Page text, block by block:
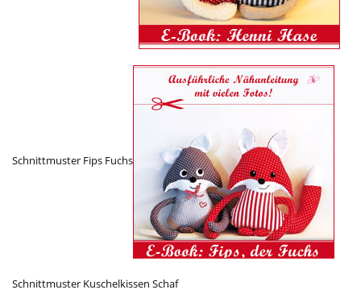
Schnittmuster Fips Fuchs
Schnittmuster Kuschelkissen Schaf